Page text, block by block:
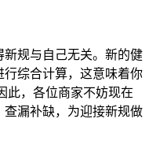
规与自己无关。新的健
行综合计算，这意味着你
此，各位商家不妨现在
漏补缺，为迎接新规做